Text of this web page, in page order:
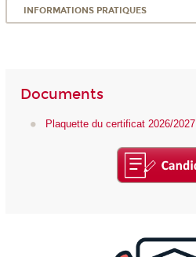
INFORMATIONS PRATIQUES
Documents
Plaquette du certificat 2026/2027